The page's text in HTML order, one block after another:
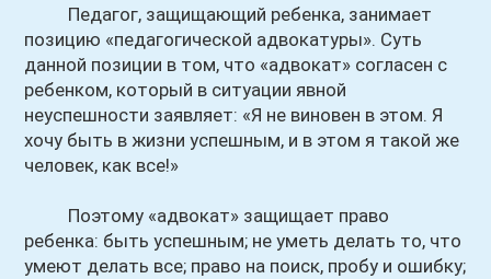
Педагог, защищающий ребенка, занимает
позицию «педагогической адвокатуры». Суть
данной позиции в том, что «адвокат» согласен с
ребенком, который в ситуации явной
неуспешности заявляет: «Я не виновен в этом. Я
хочу быть в жизни успешным, и в этом я такой же
человек, как все!»
Поэтому «адвокат» защищает право
ребенка: быть успешным; не уметь делать то, что
умеют делать все; право на поиск, пробу и ошибку;